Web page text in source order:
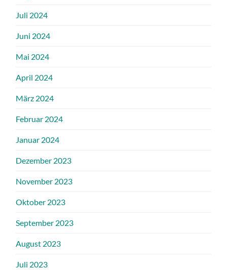
Juli 2024
Juni 2024
Mai 2024
April 2024
März 2024
Februar 2024
Januar 2024
Dezember 2023
November 2023
Oktober 2023
September 2023
August 2023
Juli 2023